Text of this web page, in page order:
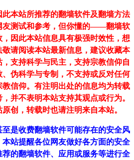
此本站所推荐的翻墙软件及翻墙方法
友测试和参考，但你懂的——翻墙软
因此本站信息具有极强时效性，想
请阅读本站最新信息，建议收藏本
支持科学与民主，支持宗教信仰自
伪科学与专制，不支持或反对任何
信仰。有注明出处的信息均为转载
并不表明本站支持其观点或行为。
创，转载时也请注明来自本站。
是收费翻墙软件可能存在的安全风
站提醒各位网友做好各方面的安全
荐的翻墙软件、应用或服务等进行全